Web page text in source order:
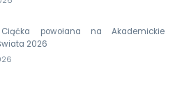
Ciąćka powołana na Akademickie
2026